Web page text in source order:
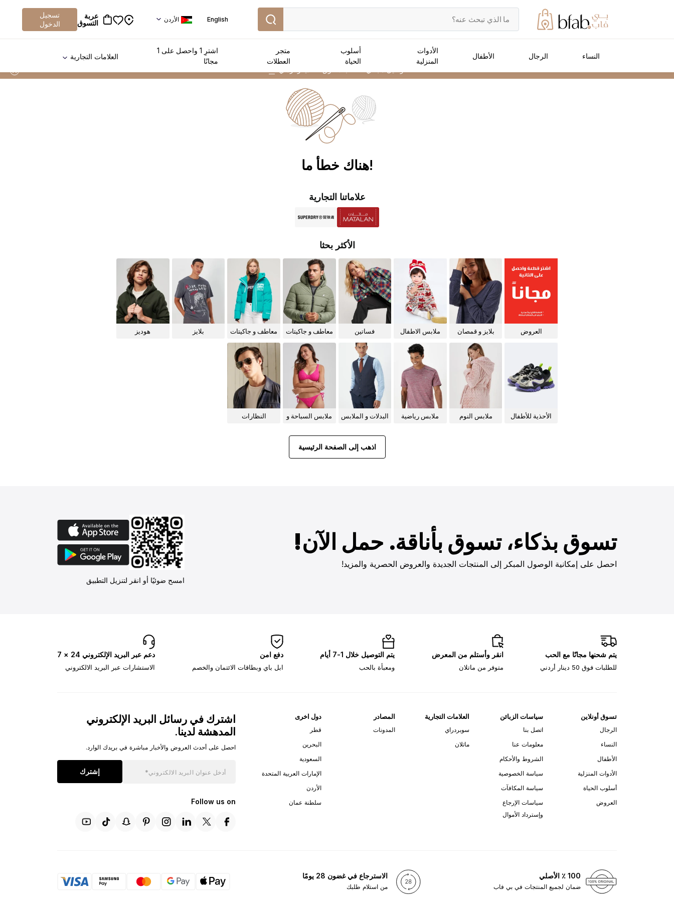
English الأردن
عربة
التسوق
تسجيل
الدخول
النساء الرجال الأطفال
الأدوات
المنزلية
أسلوب
الحياة
متجر
العطلات
اشترِ 1 واحصل على 1
مجانًا
العلامات التجارية
!هناك خطأ ما
علاماتنا التجارية
الأكثر بحثا
العروض
بلايز و قمصان
ملابس الاطفال فساتين
معاطف و جاكيتات
معاطف و جاكيتات
بلايز هوديز
الأحذية للأطفال
ملابس النوم
ملابس رياضية
البدلات و الملابس
ملابس السباحة و
النظارات
اذهب إلى الصفحة الرئيسية
تسوق بذكاء، تسوق بأناقة. حمل الآن!
احصل على إمكانية الوصول المبكر إلى المنتجات الجديدة والعروض الحصرية والمزيد!
امسح ضوئيًا أو انقر لتنزيل التطبيق
يتم شحنها مجانًا مع الحب
للطلبات فوق 50 دينار أردني
انقر وأستلم من المعرض
متوفر من ماتلان
يتم التوصيل خلال 1-7 أيام
ومعبأة بالحب
دفع امن
ابل باي وبطاقات الائتمان والخصم
دعم عبر البريد الإلكتروني 24 × 7
الاستشارات عبر البريد الالكتروني
تسوق أونلاين
الرجال
النساء
الأطفال
الأدوات المنزلية
أسلوب الحياة
العروض
سياسات الزبائن
اتصل بنا
معلومات عنا
الشروط والأحكام
سياسة الخصوصية
سياسة المكافآت
سياسات الإرجاع
وإسترداد الأموال
العلامات التجارية
سوبردراي
ماتلان
المصادر
المدونات
دول اخرى
قطر
البحرين
السعودية
الإمارات العربية المتحدة
الأردن
سلطنة عمان
اشترك في رسائل البريد الإلكتروني
المدهشة لدينا.
احصل على أحدث العروض والأخبار مباشرة في بريدك الوارد.
إشترك
Follow us on
100 ٪ الأصلي
ضمان لجميع المنتجات في بي فاب
الاسترجاع في غضون 28 يومًا
من استلام طلبك